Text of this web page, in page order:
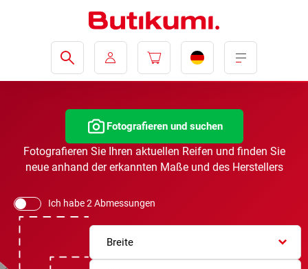
Fotografieren und suchen
Fotografieren Sie Ihren aktuellen Reifen und finden Sie
neue anhand der erkannten Maße und des Herstellers
Ich habe 2 Abmessungen
Breite